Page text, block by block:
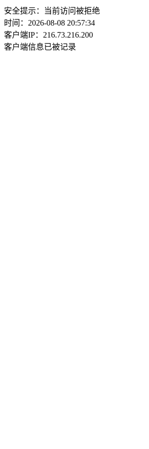
安全提示：当前访问被拒绝
时间：2026-08-08 20:57:34
客户端IP：216.73.216.200
客户端信息已被记录